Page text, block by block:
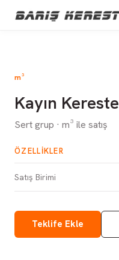
m³
Kayın Kereste
Sert grup · m³ ile satış
ÖZELLIKLER
Satış Birimi
Teklife Ekle